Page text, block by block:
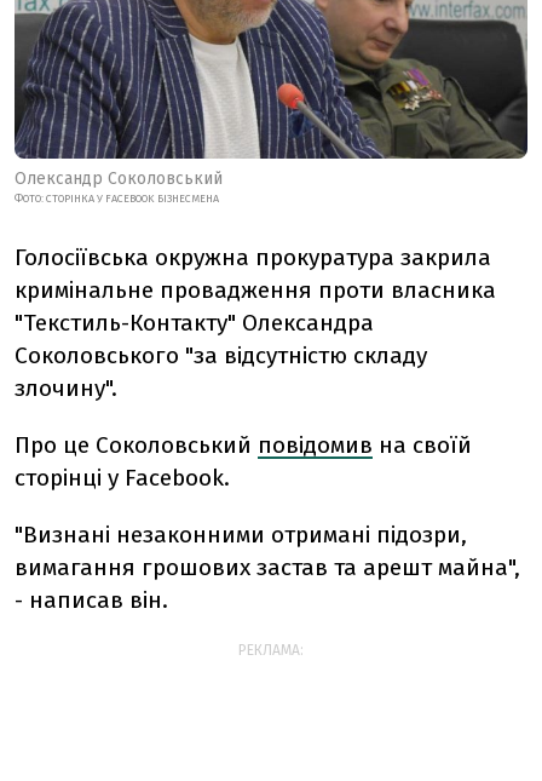
Олександр Соколовський
ФОТО: СТОРІНКА У FACEBOOK БІЗНЕСМЕНА
Голосіївська окружна прокуратура закрила
кримінальне провадження проти власника
"Текстиль-Контакту" Олександра
Соколовського "за відсутністю складу
злочину".
Про це Соколовський повідомив на своїй
сторінці у Facebook.
"Визнані незаконними отримані підозри,
вимагання грошових застав та арешт майна",
- написав він.
РЕКЛАМА: